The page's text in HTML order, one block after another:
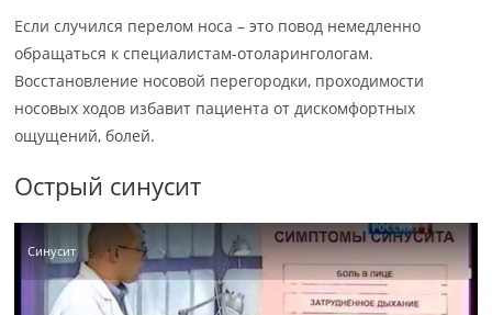
Если случился перелом носа – это повод немедленно
обращаться к специалистам-отоларингологам.
Восстановление носовой перегородки, проходимости
носовых ходов избавит пациента от дискомфортных
ощущений, болей.
Острый синусит
Синусит